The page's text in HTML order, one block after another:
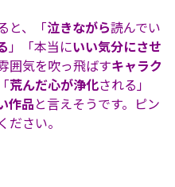
と、「泣きながら読んでい
」「本当にいい気分にさせ
囲気を吹っ飛ばすキャラク
荒んだ心が浄化される」
作品と言えそうです。ピン
さい。